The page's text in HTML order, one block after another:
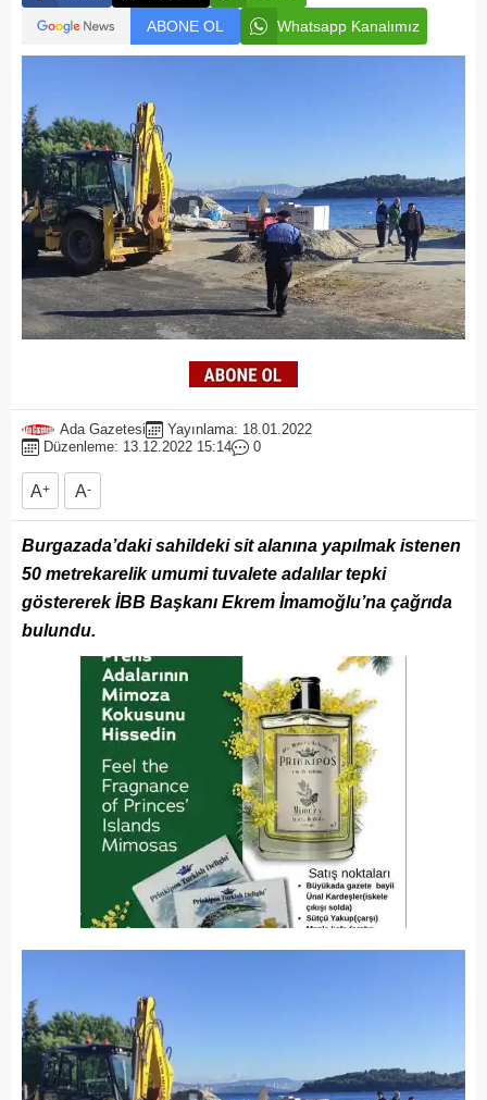
ABONE OL Whatsapp Kanalımız
Ada Gazetesi
Yayınlama: 18.01.2022
Düzenleme: 13.12.2022 15:14
0
A+ A-
Burgazada’daki sahildeki sit alanına yapılmak istenen
50 metrekarelik umumi tuvalete adalılar tepki
göstererek İBB Başkanı Ekrem İmamoğlu’na çağrıda
bulundu.